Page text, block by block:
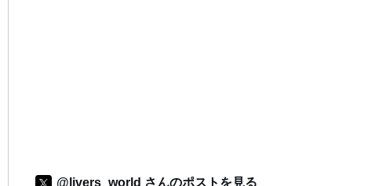
@livers_world さんのポストを見る